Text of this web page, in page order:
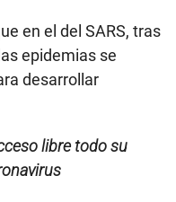
en el del SARS, tras
epidemias se
desarrollar
libre todo su